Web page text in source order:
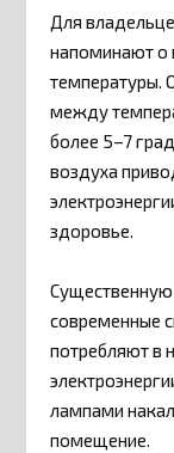
Для
напоминают о
температуры.
между
более 5–7
воздуха
здоровье.
современные
потребляют в
лампами
помещение.